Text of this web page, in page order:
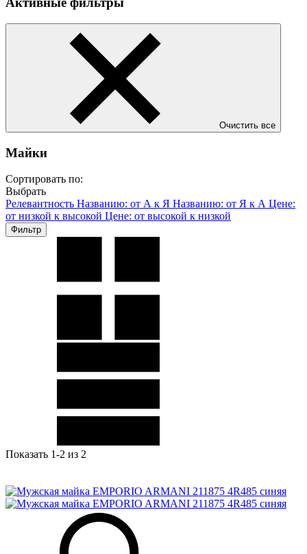
Очистить все
Майки
Сортировать по:
Выбрать
Релевантность Названию: от А к Я Названию: от Я к А Цене:
от низкой к высокой Цене: от высокой к низкой
Фильтр
Показать 1-2 из 2